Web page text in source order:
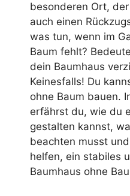
besonderen Ort,
auch einen
was tun, wenn im
Baum fehlt?
dein Baumhaus
Keinesfalls! Du
ohne Baum bauen.
erfährst du, wie du
gestalten kannst,
beachten musst
helfen, ein stabiles
Baumhaus ohne